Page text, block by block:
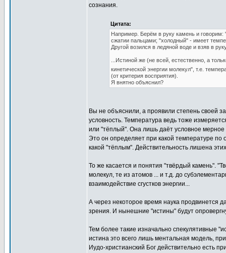
сознания.
Цитата:
Например. Берём в руку камень и
сжатии пальцами; "холодный" - имеет
Другой возился в ледяной воде и взяв в
...Истиной же (не всей, естественно, а
кинетической энергии молекул", т.е.
(от критерия восприятия).
Я внятно объяснил?
Вы не объяснили, а проявили степень своей
условность. Температура ведь тоже
или "тёплый". Она лишь даёт условное
Это он определяет при какой температуре
какой "тёплым". Действительность лишена
То же касается и понятия "твёрдый камень".
молекул, те из атомов ... и т.д. до
взаимодействие сгустков энергии...
А через некоторое время наука продвинется
зрения. И нынешние "истины" будут
Тем более такие изначально спекулятивные
истина это всего лишь ментальная модель,
Иудо-христианский Бог действительно есть